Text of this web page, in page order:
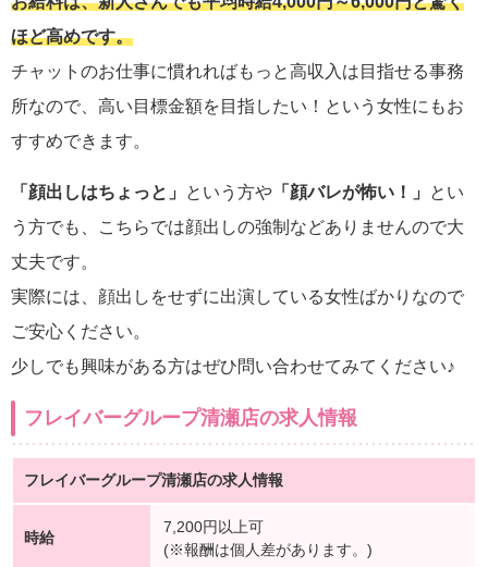
ほど高めです。
チャットのお仕事に慣れればもっと高収入は目指せる事務
所なので、高い目標金額を目指したい！という女性にもお
すすめできます。
「顔出しはちょっと」 という方や 「顔バレが怖い！」
とい
う方でも、こちらでは顔出しの強制などありませんので大
丈夫です。
実際には、顔出しをせずに出演している女性ばかりなので
ご安心ください。
少しでも興味がある方はぜひ問い合わせてみてください♪
フレイバーグループ清瀬店の求人情報
フレイバーグループ清瀬店の求人情報
時給
7,200円以上可
(※報酬は個人差があります。)